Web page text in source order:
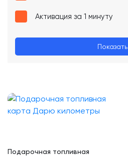
Активация за 1 минуту
Показать
Подарочная топливная